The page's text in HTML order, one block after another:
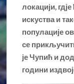
локацији,
искуства и
популације
се
је Чупић и
години